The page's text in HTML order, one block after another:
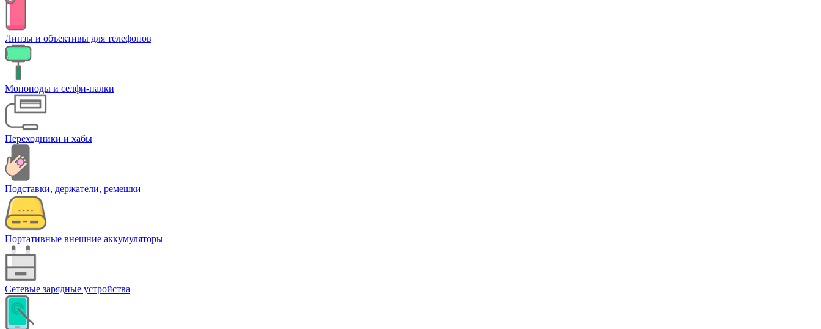
Линзы и объективы для телефонов
Моноподы и селфи-палки
Переходники и хабы
Подставки, держатели, ремешки
Портативные внешние аккумуляторы
Сетевые зарядные устройства